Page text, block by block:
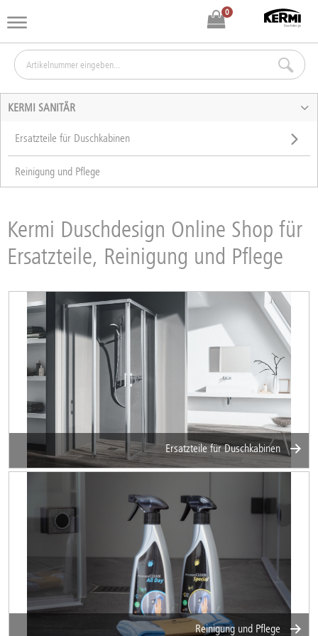
0
KERMI SANITÄR
Ersatzteile für Duschkabinen
Reinigung und Pflege
Kermi Duschdesign Online Shop für
Ersatzteile, Reinigung und Pflege
Ersatzteile für Duschkabinen
Reinigung und Pflege